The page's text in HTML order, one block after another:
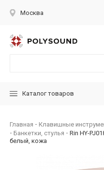
Москва
Каталог товаров
Главная Клавишные
Банкетки, стулья
Rin HY-
белый, кожа